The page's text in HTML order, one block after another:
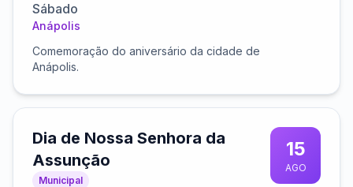
Sábado
Anápolis
Comemoração do aniversário da cidade de
Anápolis.
Dia de Nossa Senhora da
Assunção
Municipal
15
AGO